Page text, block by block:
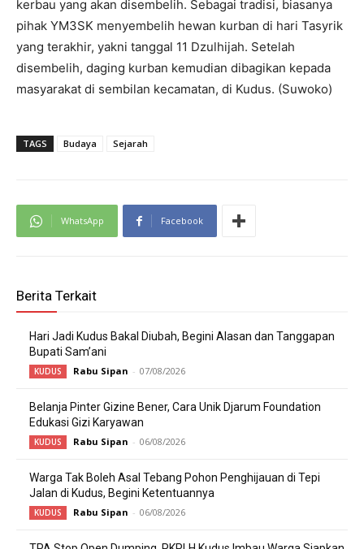
kerbau yang akan disembelih. Sebagai tradisi, biasanya
pihak YM3SK menyembelih hewan kurban di hari Tasyrik
yang terakhir, yakni tanggal 11 Dzulhijah. Setelah
disembelih, daging kurban kemudian dibagikan kepada
masyarakat di sembilan kecamatan, di Kudus. (Suwoko)
TAGS Budaya Sejarah
WhatsApp Facebook
Berita Terkait
Hari Jadi Kudus Bakal Diubah, Begini Alasan dan Tanggapan
Bupati Sam’ani
KUDUS Rabu Sipan - 07/08/2026
Belanja Pinter Gizine Bener, Cara Unik Djarum Foundation
Edukasi Gizi Karyawan
KUDUS Rabu Sipan - 06/08/2026
Warga Tak Boleh Asal Tebang Pohon Penghijauan di Tepi
Jalan di Kudus, Begini Ketentuannya
KUDUS Rabu Sipan - 06/08/2026